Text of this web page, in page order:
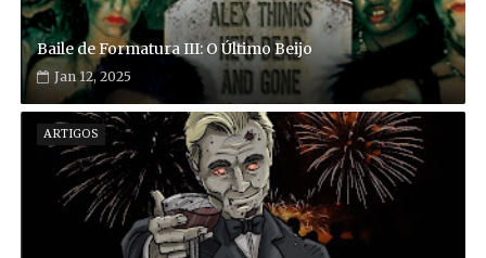
Baile de Formatura III: O Último Beijo
Jan 12, 2025
ARTIGOS